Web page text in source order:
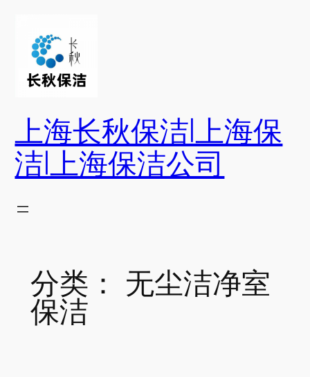
上海长秋保洁|上海保
洁|上海保洁公司
分类： 无尘洁净室
保洁